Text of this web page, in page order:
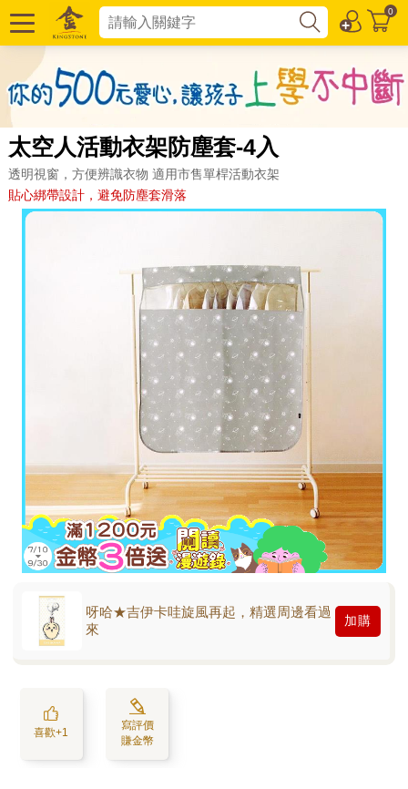
0
太空人活動衣架防塵套-4入
透明視窗，方便辨識衣物 適用市售單桿活動衣架
貼心綁帶設計，避免防塵套滑落
呀哈★吉伊卡哇旋風再起，精選周邊看過
來
加購
喜歡+1
寫評價
賺金幣